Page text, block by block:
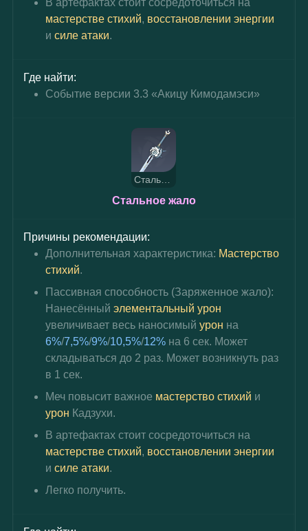
мастерстве стихий, восстановлении энергии
и силе атаки.
Где найти:
Событие версии 3.3 «Акицу Кимодамэси»
Стальное жало
Стальное жало
Причины рекомендации:
Дополнительная характеристика: Мастерство
стихий.
Пассивная способность (Заряженное жало):
Нанесённый элементальный урон
увеличивает весь наносимый урон на
6%/7,5%/9%/10,5%/12% на 6 сек. Может
складываться до 2 раз. Может возникнуть раз
в 1 сек.
Меч повысит важное мастерство стихий и
урон Кадзухи.
В артефактах стоит сосредоточиться на
мастерстве стихий, восстановлении энергии
и силе атаки.
Легко получить.